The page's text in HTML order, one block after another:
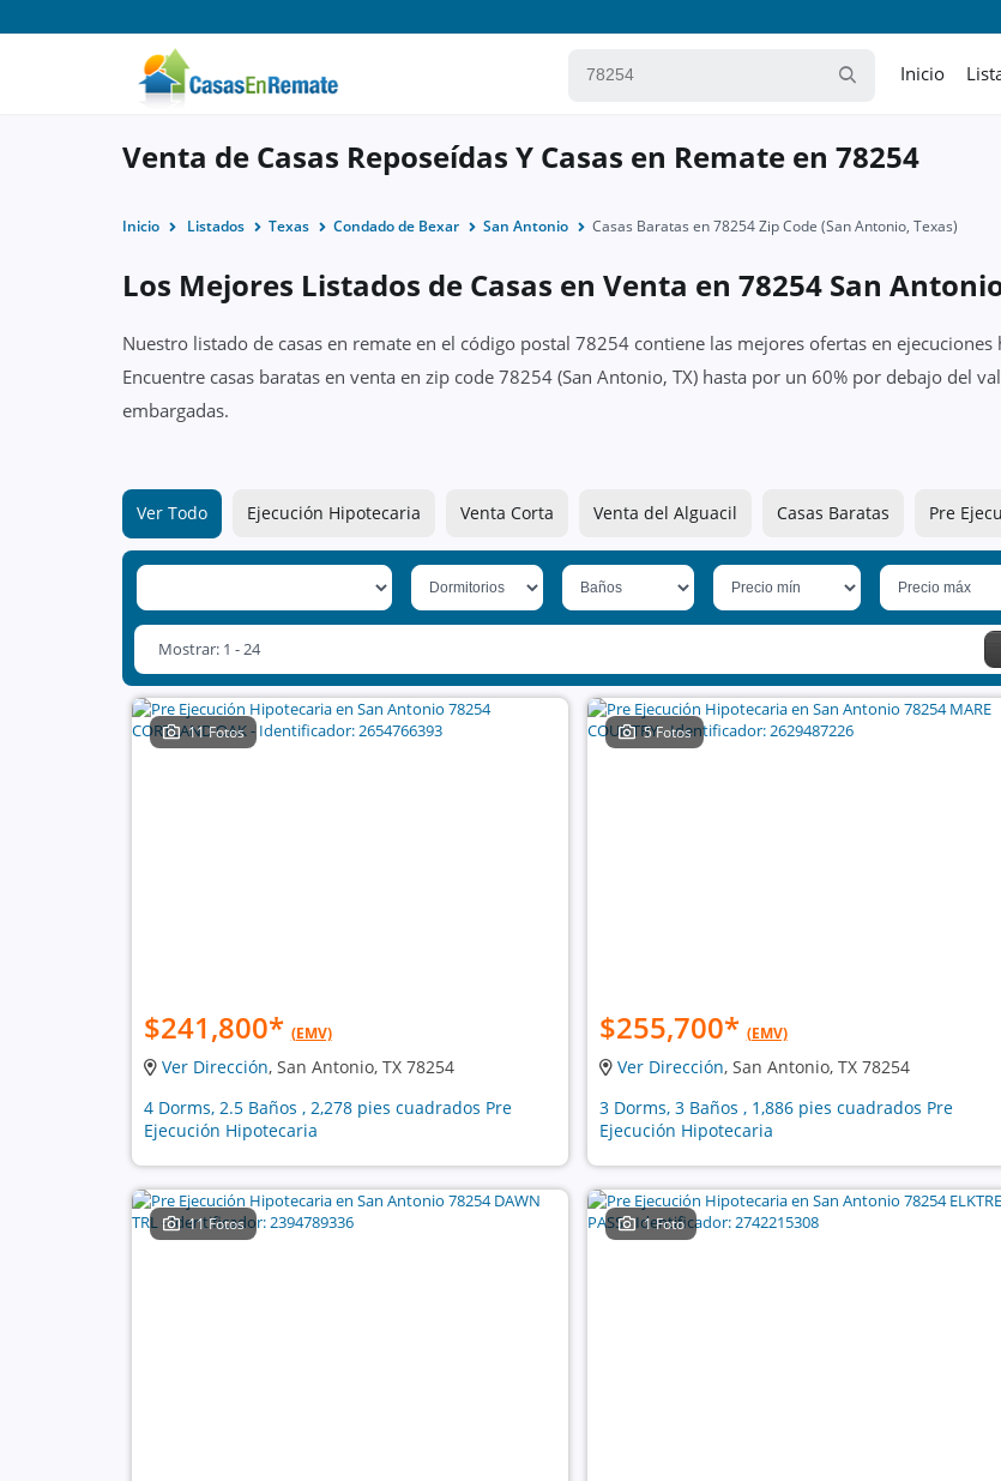
Inicio
Venta de Casas Reposeídas Y Casas en Remate en 78254
Inicio Listados Texas Condado de Bexar San Antonio Casas Baratas en 78254 Zip Code (San Antonio, Texas)
Los Mejores Listados de Casas en Venta en 78254 San
Nuestro listado de casas en remate en el código postal 78254 contiene las mejores ofertas en
Encuentre casas baratas en venta en zip code 78254 (San Antonio, TX) hasta por un 60% por debajo del
embargadas.
Ver Todo Ejecución Hipotecaria Venta Corta Venta del Alguacil Casas Baratas Pre
Mostrar: 1 - 24
11 Fotos
$241,800* (EMV)
Ver Dirección, San Antonio, TX 78254
4 Dorms, 2.5 Baños , 2,278 pies cuadrados Pre
Ejecución Hipotecaria
5 Fotos
$255,700* (EMV)
Ver Dirección, San Antonio, TX 78254
3 Dorms, 3 Baños , 1,886 pies cuadrados Pre
Ejecución Hipotecaria
11 Fotos 1 Foto